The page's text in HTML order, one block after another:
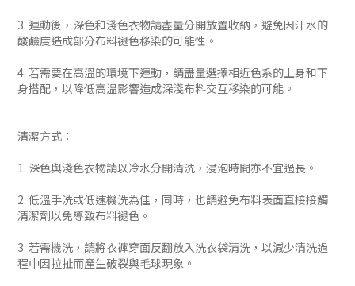
3. 運動後，深色和淺色衣物請盡量分開放置收納，避免因汗水的
酸鹼度造成部分布料褪色移染的可能性。
4. 若需要在高溫的環境下運動，請盡量選擇相近色系的上身和下
身搭配，以降低高溫影響造成深淺布料交互移染的可能。
清潔方式：
1. 深色與淺色衣物請以冷水分開清洗，浸泡時間亦不宜過長。
2. 低溫手洗或低速機洗為佳，同時，也請避免布料表面直接接觸
清潔劑以免導致布料褪色。
3. 若需機洗，請將衣褲穿面反翻放入洗衣袋清洗，以減少清洗過
程中因拉扯而產生破裂與毛球現象。